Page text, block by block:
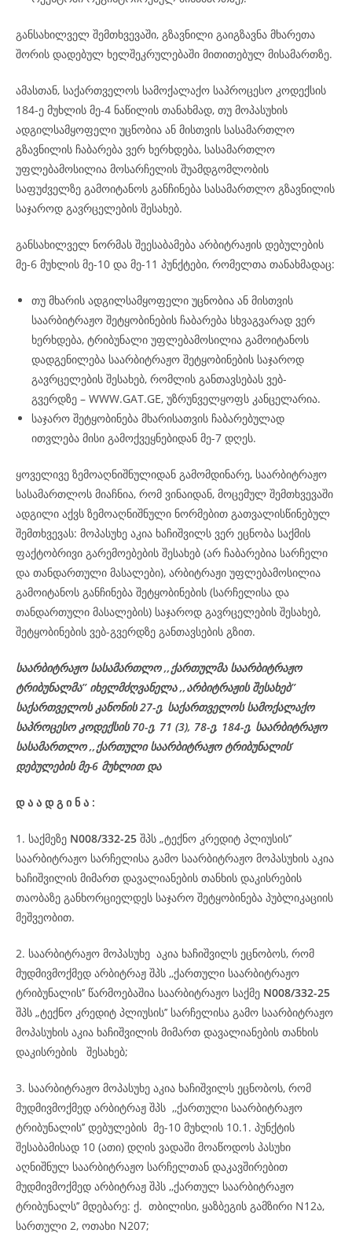
განსახილველ შემთხვევაში, გზავნილი გაიგზავნა მხარეთა
შორის დადებულ ხელშეკრულებაში მითითებულ მისამართზე.
ამასთან, საქართველოს სამოქალაქო საპროცესო კოდექსის
184-ე მუხლის მე-4 ნაწილის თანახმად, თუ მოპასუხის
ადგილსამყოფელი უცნობია ან მისთვის სასამართლო
გზავნილის ჩაბარება ვერ ხერხდება, სასამართლო
უფლებამოსილია მოსარჩელის შუამდგომლობის
საფუძველზე გამოიტანოს განჩინება სასამართლო გზავნილის
საჯაროდ გავრცელების შესახებ.
განსახილველ ნორმას შეესაბამება არბიტრაჟის დებულების
მე-6 მუხლის მე-10 და მე-11 პუნქტები, რომელთა თანახმადაც:
თუ მხარის ადგილსამყოფელი უცნობია ან მისთვის
საარბიტრაჟო შეტყობინების ჩაბარება სხვაგვარად ვერ
ხერხდება, ტრიბუნალი უფლებამოსილია გამოიტანოს
დადგენილება საარბიტრაჟო შეტყობინების საჯაროდ
გავრცელების შესახებ, რომლის განთავსებას ვებ-
გვერდზე – WWW.GAT.GE, უზრუნველყოფს კანცელარია.
საჯარო შეტყობინება მხარისათვის ჩაბარებულად
ითვლება მისი გამოქვეყნებიდან მე-7 დღეს.
ყოველივე ზემოაღნიშნულიდან გამომდინარე, საარბიტრაჟო
სასამართლოს მიაჩნია, რომ ვინაიდან, მოცემულ შემთხვევაში
ადგილი აქვს ზემოაღნიშნული ნორმებით გათვალისწინებულ
შემთხვევას: მოპასუხე აკია ხაჩიშვილს ვერ ეცნობა საქმის
ფაქტობრივი გარემოებების შესახებ (არ ჩაბარებია სარჩელი
და თანდართული მასალები), არბიტრაჟი უფლებამოსილია
გამოიტანოს განჩინება შეტყობინების (სარჩელისა და
თანდართული მასალების) საჯაროდ გავრცელების შესახებ,
შეტყობინების ვებ-გვერდზე განთავსების გზით.
საარბიტრაჟო სასამართლო ,,ქართულმა საარბიტრაჟო
ტრიბუნალმა’’ იხელმძღვანელა,,არბიტრაჟის შესახებ’’
საქართველოს კანონის 27-ე, საქართველოს სამოქალაქო
საპროცესო კოდექსის 70-ე, 71 (3), 78-ე, 184-ე, საარბიტრაჟო
სასამართლო ,,ქართული საარბიტრაჟო ტრიბუნალის’
დებულების მე-6 მუხლით და
დ ა ა დ გ ი ნ ა :
1. საქმეზე N008/332-25 შპს „ტექნო კრედიტ პლიუსის’’
საარბიტრაჟო სარჩელისა გამო საარბიტრაჟო მოპასუხის აკია
ხაჩიშვილის მიმართ დავალიანების თანხის დაკისრების
თაობაზე განხორციელდეს საჯარო შეტყობინება პუბლიკაციის
მეშვეობით.
2. საარბიტრაჟო მოპასუხე აკია ხაჩიშვილს ეცნობოს, რომ
მუდმივმოქმედ არბიტრაჟ შპს ,,ქართული საარბიტრაჟო
ტრიბუნალის’’ წარმოებაშია საარბიტრაჟო საქმე N008/332-25
შპს „ტექნო კრედიტ პლიუსის’’ სარჩელისა გამო საარბიტრაჟო
მოპასუხის აკია ხაჩიშვილის მიმართ დავალიანების თანხის
დაკისრების შესახებ;
3. საარბიტრაჟო მოპასუხე აკია ხაჩიშვილს ეცნობოს, რომ
მუდმივმოქმედ არბიტრაჟ შპს ,,ქართული საარბიტრაჟო
ტრიბუნალის’’ დებულების მე-10 მუხლის 10.1. პუნქტის
შესაბამისად 10 (ათი) დღის ვადაში მოაწოდოს პასუხი
აღნიშნულ საარბიტრაჟო სარჩელთან დაკავშირებით
მუდმივმოქმედ არბიტრაჟ შპს ,,ქართულ საარბიტრაჟო
ტრიბუნალს’’ მდებარე: ქ. თბილისი, ყაზბეგის გამზირი N12ა,
სართული 2, ოთახი N207;